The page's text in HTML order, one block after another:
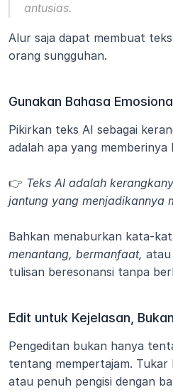
antusias.
Alur saja dapat membuat
orang sungguhan.
Gunakan Bahasa
Pikirkan teks AI sebagai
adalah apa yang memberinya
👉 Teks AI adalah
jantung yang menjadikannya
Bahkan menaburkan kata-
menantang, bermanfaat, atau
tulisan beresonansi tanpa
Edit untuk Kejelasan,
Pengeditan bukan hanya
tentang mempertajam. Tukar
atau penuh pengisi dengan